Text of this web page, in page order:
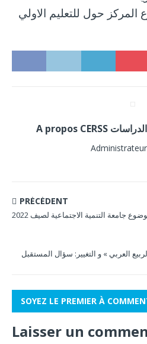
حول للتعليم الاولي
PRÉCÉDENT
جامعة التنمية الاجتماعية لصيف 2022
العربي » و التغيير: سؤال المستقبل
SOYEZ LE PREMIER À
Laisser un